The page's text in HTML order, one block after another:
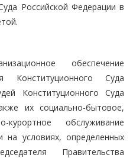
Российской Федерации в
обеспечение
Конституционного Суда
Конституционного Суда
их социально-бытовое,
обслуживание
условиях, определенных
Правительства